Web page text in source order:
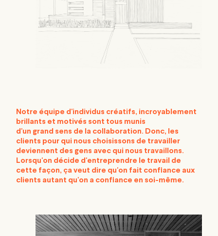
Notre équipe d'individus créatifs, incroyablement
brillants et motivés sont tous munis
d'un grand sens de la collaboration. Donc, les
clients pour qui nous choisissons de travailler
deviennent des gens avec qui nous travaillons.
Lorsqu'on décide d'entreprendre le travail de
cette façon, ça veut dire qu'on fait confiance aux
clients autant qu'on a confiance en soi-même.